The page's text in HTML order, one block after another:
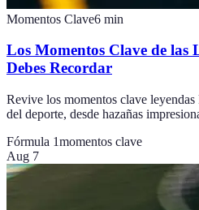
Momentos Clave6 min
Los Momentos Clave de las
Debes Recordar
Revive los momentos clave
del deporte, desde hazañas
Fórmula 1momentos clave
Aug 7